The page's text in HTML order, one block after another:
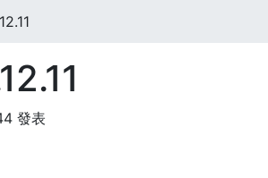
發表